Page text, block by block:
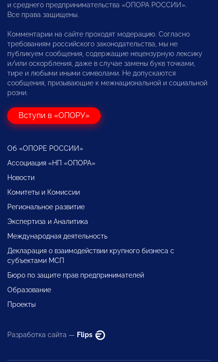
и среднего предпринимательства «ОПОРА РОССИИ».
Все права защищены.
Комментарии на сайте проходят модерацию. Согласно
требованиям российского законодательства, мы не
публикуем сообщения, содержащие нецензурную лексику
и/или оскорбления, даже в случае замены букв точками,
тире и любыми иными символами. Не допускаются
сообщения, призывающие к межнациональной и социальной
розни.
Вступи в «ОПОРУ»
Об «ОПОРЕ РОССИИ»
Ассоциация «НП «ОПОРА»
Новости
Комитеты и Комиссии
Региональное развитие
Экспертиза и Аналитика
Международная деятельность
Декларация о взаимодействии крупного бизнеса с
субъектами МСП
Бюро по защите прав предпринимателей
Образование
Проекты
Разработка сайта — Flips